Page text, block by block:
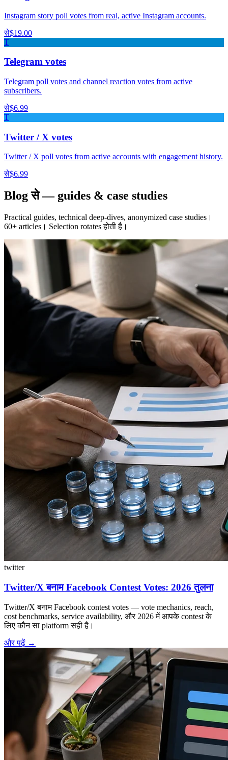
Instagram story poll votes from real, active Instagram accounts.
से$19.00
T
Telegram votes
Telegram poll votes and channel reaction votes from active
subscribers.
से$6.99
T
Twitter / X votes
Twitter / X poll votes from active accounts with engagement history.
से$6.99
Blog से — guides & case studies
Practical guides, technical deep-dives, anonymized case studies।
60+ articles। Selection rotates होती है।
twitter
Twitter/X बनाम Facebook Contest Votes: 2026 तुलना
Twitter/X बनाम Facebook contest votes — vote mechanics, reach,
cost benchmarks, service availability, और 2026 में आपके contest के
लिए कौन सा platform सही है।
और पढ़ें →